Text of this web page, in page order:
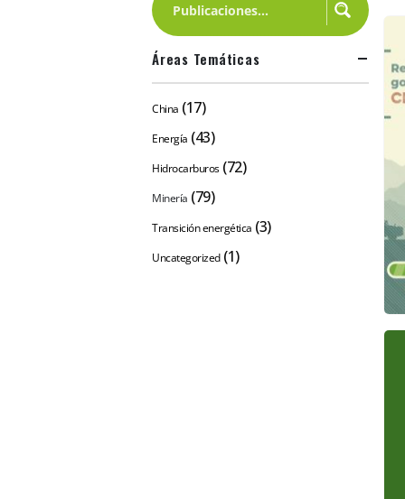
Áreas Temáticas
China (17)
Energía (43)
Hidrocarburos (72)
Minería (79)
Transición energética (3)
Uncategorized (1)